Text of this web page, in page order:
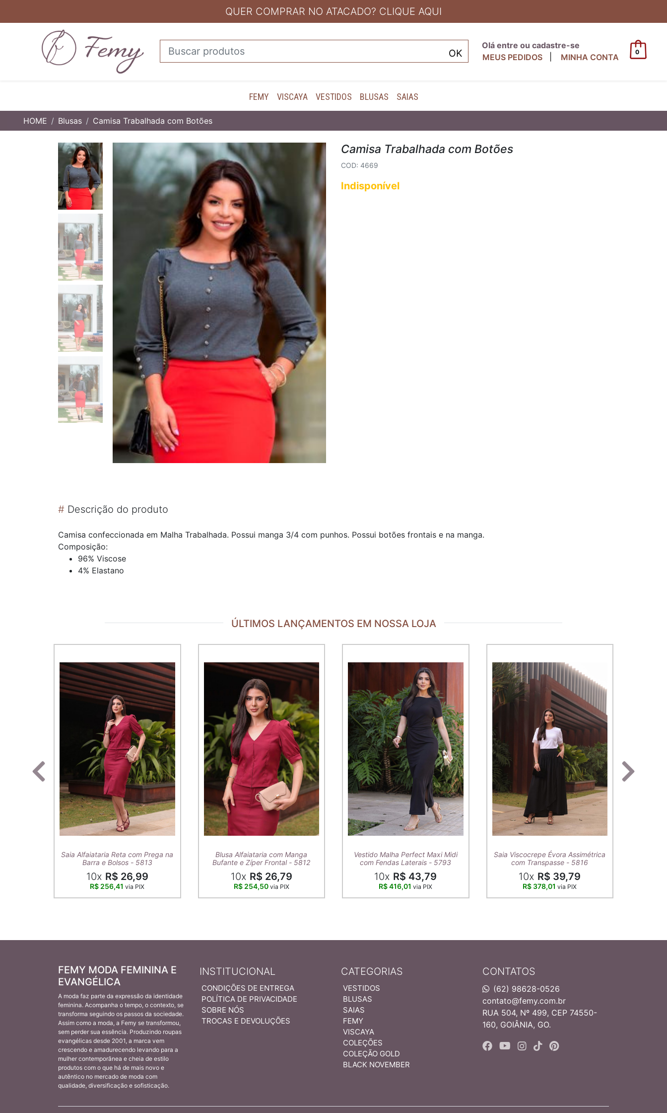
QUER COMPRAR NO ATACADO? CLIQUE AQUI
Olá entre ou cadastre-se
MEUS PEDIDOS
MINHA CONTA
0
FEMY VISCAYA VESTIDOS BLUSAS SAIAS
HOME Blusas Camisa Trabalhada com Botões
Camisa Trabalhada com Botões
COD: 4669
Indisponível
# Descrição do produto
Camisa confeccionada em Malha Trabalhada. Possui manga 3/4 com punhos. Possui botões frontais e na manga.
Composição:
96% Viscose
4% Elastano
ÚLTIMOS LANÇAMENTOS EM NOSSA LOJA
Saia Alfaiataria Reta com Prega na
Barra e Bolsos - 5813
10x R$ 26,99
R$ 256,41via PIX
Blusa Alfaiataria com Manga
Bufante e Zíper Frontal - 5812
10x R$ 26,79
R$ 254,50 via PIX
Vestido Malha Perfect Maxi Midi
com Fendas Laterais - 5793
10x R$ 43,79
R$ 416,01via PIX
Saia Viscocrepe Évora Assimétrica
com Transpasse - 5816
10x R$ 39,79
R$ 378,01via PIX
CONTATOS
(62) 98628-0526
contato@femy.com.br
RUA 504, Nº 499, CEP 74550-
160, GOIÂNIA, GO.
INSTITUCIONAL
CONDIÇÕES DE ENTREGA
POLÍTICA DE PRIVACIDADE
SOBRE NÓS
TROCAS E DEVOLUÇÕES
CATEGORIAS
VESTIDOS
BLUSAS
SAIAS
FEMY
VISCAYA
COLEÇÕES
COLEÇÃO GOLD
BLACK NOVEMBER
FEMY MODA FEMININA E
EVANGÉLICA
A moda faz parte da expressão da identidade
feminina. Acompanha o tempo, o contexto, se
transforma seguindo os passos da sociedade.
Assim como a moda, a Femy se transformou,
sem perder sua essência. Produzindo roupas
evangélicas desde 2001, a marca vem
crescendo e amadurecendo levando para a
mulher contemporânea e cheia de estilo
produtos com o que há de mais novo e
autêntico no mercado de moda com
qualidade, diversificação e sofisticação.